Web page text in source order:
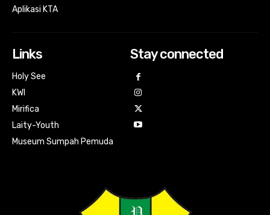
Aplikasi KTA
Links
Holy See
KWI
Mirifica
Laity-Youth
Museum Sumpah Pemuda
Stay connected